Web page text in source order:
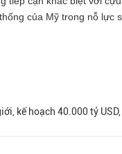
của Mỹ trong nỗ
kế hoạch 40.000 tỷ